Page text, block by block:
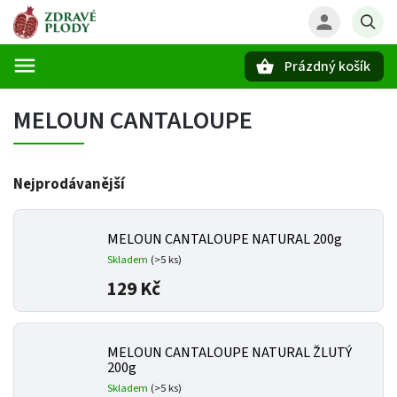
Prázdný košík
MELOUN CANTALOUPE
Nejprodávanější
MELOUN CANTALOUPE NATURAL 200g
Skladem (>5 ks)
129 Kč
MELOUN CANTALOUPE NATURAL ŽLUTÝ
200g
Skladem (>5 ks)